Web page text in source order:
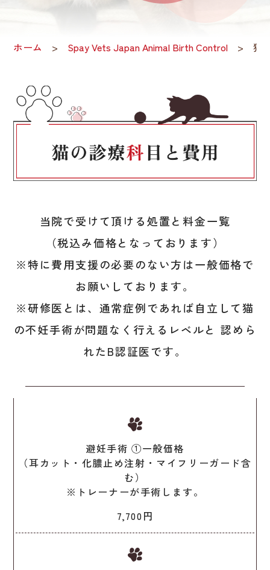
ホーム Spay Vets Japan Animal Birth Control 猫
当院で受けて頂ける処置と料金一覧
（税込み価格となっております）
※特に費用支援の必要のない方は一般価格で
お願いしております。
※研修医とは、通常症例であれば自立して猫
の不妊手術が問題なく行えるレベルと 認めら
れたB認証医です。
避妊手術 ①一般価格
（耳カット・化膿止め注射・マイフリーガード含
む）
※トレーナーが手術します。
7,700円